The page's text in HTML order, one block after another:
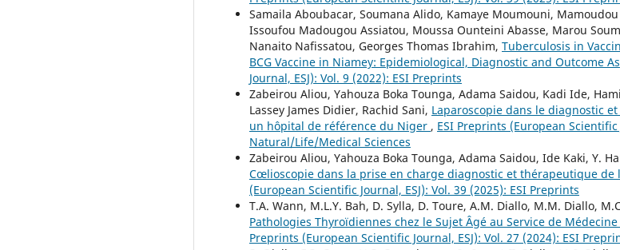
Samaila Aboubacar, Soumana Alido, Kamaye Moumouni,
Issoufou Madougou Assiatou, Moussa Ounteini Abasse, Marou
Nanaito Nafissatou, Georges Thomas Ibrahim, Tuberculosis in
BCG Vaccine in Niamey: Epidemiological, Diagnostic and Outcome
Journal, ESJ): Vol. 9 (2022): ESI Preprints
Zabeirou Aliou, Yahouza Boka Tounga, Adama Saidou, Kadi Ide,
Lassey James Didier, Rachid Sani, Laparoscopie dans le diagnostic
un hôpital de référence du Niger , ESI Preprints (European Scientific
Natural/Life/Medical Sciences
Zabeirou Aliou, Yahouza Boka Tounga, Adama Saidou, Ide Kaki, Y.
Cœlioscopie dans la prise en charge diagnostic et thérapeutique de
(European Scientific Journal, ESJ): Vol. 39 (2025): ESI Preprints
T.A. Wann, M.L.Y. Bah, D. Sylla, D. Toure, A.M. Diallo, M.M. Diallo,
Pathologies Thyroïdiennes chez le Sujet Âgé au Service de
Preprints (European Scientific Journal, ESJ): Vol. 27 (2024): ESI